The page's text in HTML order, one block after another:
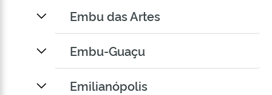
Embu das Artes
Embu-Guaçu
Emilianópolis